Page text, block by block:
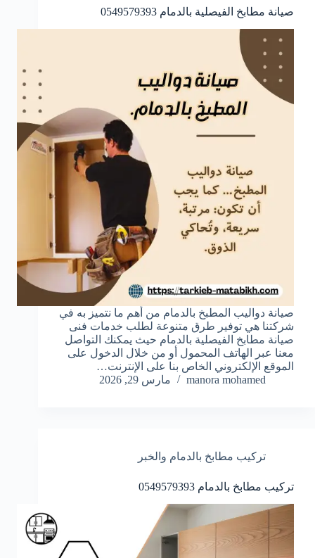
صيانة مطابخ الفيصلية بالدمام 0549579393
صيانة دواليب المطبخ بالدمام من أهم ما نتميز به في
شركتنا هي توفير طرق متنوعة لطلب خدمات فنى
صيانة مطابخ الفيصلية بالدمام حيث يمكنك التواصل
معنا عبر الهاتف المحمول أو من خلال الدخول على
الموقع الإلكتروني الخاص بنا على الإنترنت…
manora mohamed
مارس 29, 2026
تركيب مطابخ بالدمام والخبر
تركيب مطابخ بالدمام 0549579393